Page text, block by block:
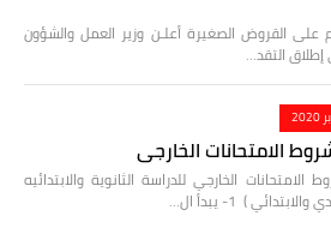
على القروض الصغيرة أعلـن وزير العمل والشؤون
إطلاق التقد…
الامتحانات الخارجي
الخارجي للدراسة الثانوية والابتدائيه
) 1- يبدأ ال…